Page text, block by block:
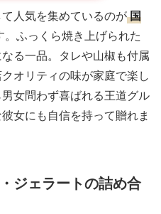
人気を集めているのが国
。ふっくら焼き上げられた
る一品。タレや山椒も付属
オリティの味が家庭で楽し
女問わず喜ばれる王道グル
女にも自信を持って贈れま
ジェラートの詰め合